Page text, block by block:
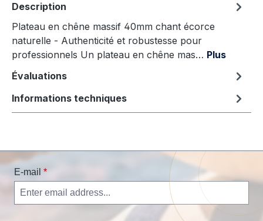
Description
Plateau en chêne massif 40mm chant écorce
naturelle - Authenticité et robustesse pour
professionnels Un plateau en chêne mas… Plus
Évaluations
Informations techniques
E-mail *